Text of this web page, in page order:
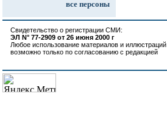
все персоны
Свидетельство о регистрации СМИ:
ЭЛ N° 77-2909 от 26 июня 2000 г
Любое использование материалов и иллюстраций
возможно только по согласованию с редакцией